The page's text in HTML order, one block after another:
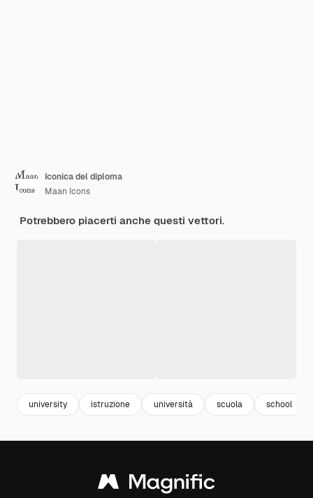
Iconica del diploma
Maan Icons
Potrebbero piacerti anche questi vettori.
university istruzione università scuola school